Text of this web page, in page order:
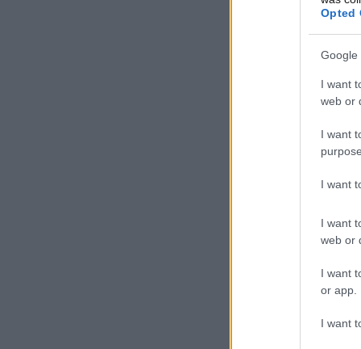
Opted
Google
I want
web or
I want
I want
I want
web or
I want
or app.
I want